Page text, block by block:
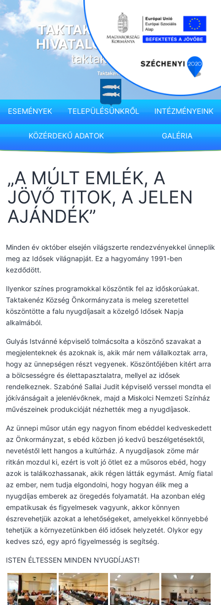
Ugrás
a
tartalomhozTAKTAKENÉZ KÖZSÉG
HIVATALOS HONLAPJA
taktakenez.hu
ESEMÉNYEK TELEPÜLÉSÜNKRŐL INTÉZMÉNYEINK
KÖZÉRDEKŰ ADATOK GALÉRIA
„A MÚLT EMLÉK, A
JÖVŐ TITOK, A JELEN
AJÁNDÉK”
Minden év október elsején világszerte rendezvényekkel ünneplik
meg az Idősek világnapját. Ez a hagyomány 1991-ben
kezdődött.
Ilyenkor színes programokkal köszöntik fel az időskorúakat.
Taktakenéz Község Önkormányzata is meleg szeretettel
köszöntötte a falu nyugdíjasait a közelgő Idősek Napja
alkalmából.
Gulyás Istvánné képviselő tolmácsolta a köszönő szavakat a
megjelenteknek és azoknak is, akik már nem vállalkoztak arra,
hogy az ünnepségen részt vegyenek. Köszöntőjében kitért arra
a bölcsességre és élettapasztalatra, mellyel az idősek
rendelkeznek. Szabóné Sallai Judit képviselő verssel mondta el
jókívánságait a jelenlévőknek, majd a Miskolci Nemzeti Színház
művészeinek produkcióját nézhették meg a nyugdíjasok.
Az ünnepi műsor után egy nagyon finom ebéddel kedveskedett
az Önkormányzat, s ebéd közben jó kedvű beszélgetésektől,
nevetéstől lett hangos a kultúrház. A nyugdíjasok zöme már
ritkán mozdul ki, ezért is volt jó ötlet ez a műsoros ebéd, hogy
azok is találkozhassanak, akik régen látták egymást. Amíg fiatal
az ember, nem tudja elgondolni, hogy hogyan élik meg a
nyugdíjas emberek az öregedés folyamatát. Ha azonban elég
empatikusak és figyelmesek vagyunk, akkor könnyen
észrevehetjük azokat a lehetőségeket, amelyekkel könnyebbé
tehetjük a környezetünkben élő idősek helyzetét. Olykor egy
kedves szó, egy apró figyelmesség is segítség.
ISTEN ÉLTESSEN MINDEN NYUGDÍJAST!